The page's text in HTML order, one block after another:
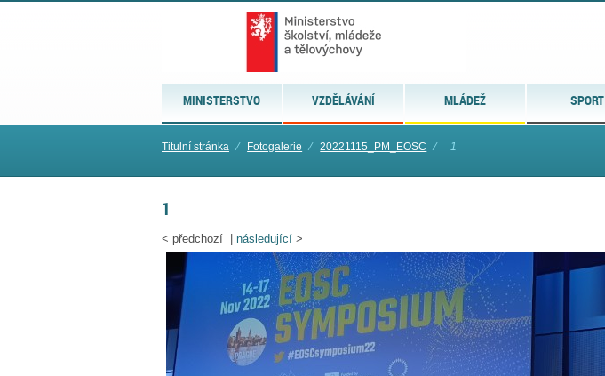
MINISTERSTVO VZDĚLÁVÁNÍ MLÁDEŽ SPORT
Titulní stránka ⁄ Fotogalerie ⁄ 20221115_PM_EOSC ⁄ 1
1
< předchozí | následující >